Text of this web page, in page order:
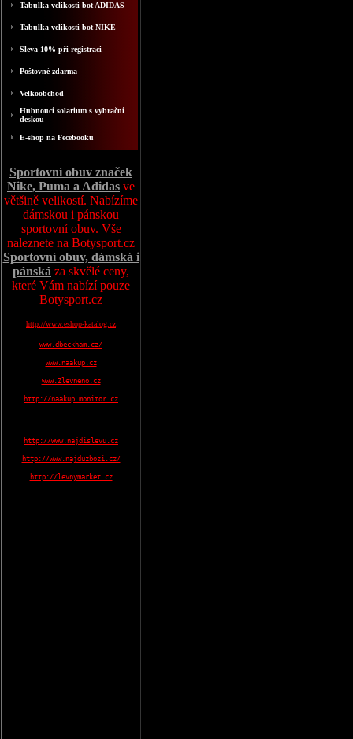
Tabulka velikosti bot ADIDAS
Tabulka velikosti bot NIKE
Sleva 10% při registraci
Poštovné zdarma
Velkoobchod
Hubnoucí solarium s vybrační
deskou
E-shop na Fecebooku
Sportovní obuv značek
Nike, Puma a Adidas ve
většině velikostí. Nabízíme
dámskou i pánskou
sportovní obuv. Vše
naleznete na Botysport.cz
Sportovní obuv, dámská i
pánská za skvělé ceny,
které Vám nabízí pouze
Botysport.cz
http://www.eshop-katalog.cz
www.dbeckham.cz/
www.naakup.cz
www.Zlevneno.cz
http://naakup.monitor.cz
http://www.najdislevu.cz
http://www.najduzbozi.cz/
http://levnymarket.cz